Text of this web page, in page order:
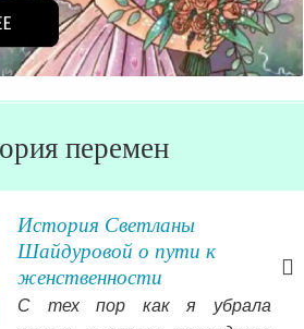
перемен
История Светланы
Шайдуровой о пути к
женственности
С тех пор как я убрала